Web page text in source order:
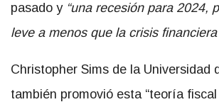
pasado y “una recesión para 2024,
leve a menos que la crisis financiera
Christopher Sims de la Universidad
también promovió esta “teoría